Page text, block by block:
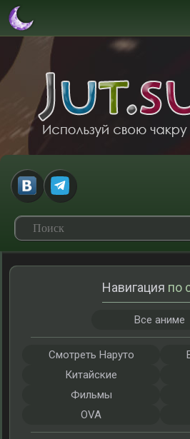
Навигация по
Все аниме
Смотреть Наруто
Китайские
Фильмы
OVA